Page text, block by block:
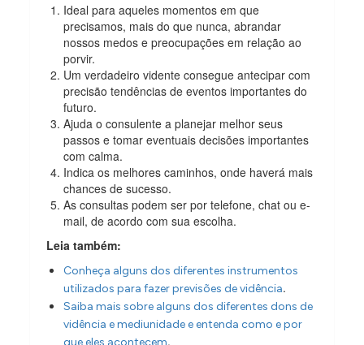
Ideal para aqueles momentos em que
precisamos, mais do que nunca, abrandar
nossos medos e preocupações em relação ao
porvir.
Um verdadeiro vidente consegue antecipar com
precisão tendências de eventos importantes do
futuro.
Ajuda o consulente a planejar melhor seus
passos e tomar eventuais decisões importantes
com calma.
Indica os melhores caminhos, onde haverá mais
chances de sucesso.
As consultas podem ser por telefone, chat ou e-
mail, de acordo com sua escolha.
Leia também:
Conheça alguns dos diferentes instrumentos
utilizados para fazer previsões de vidência.
Saiba mais sobre alguns dos diferentes dons de
vidência e mediunidade e entenda como e por
que eles acontecem.